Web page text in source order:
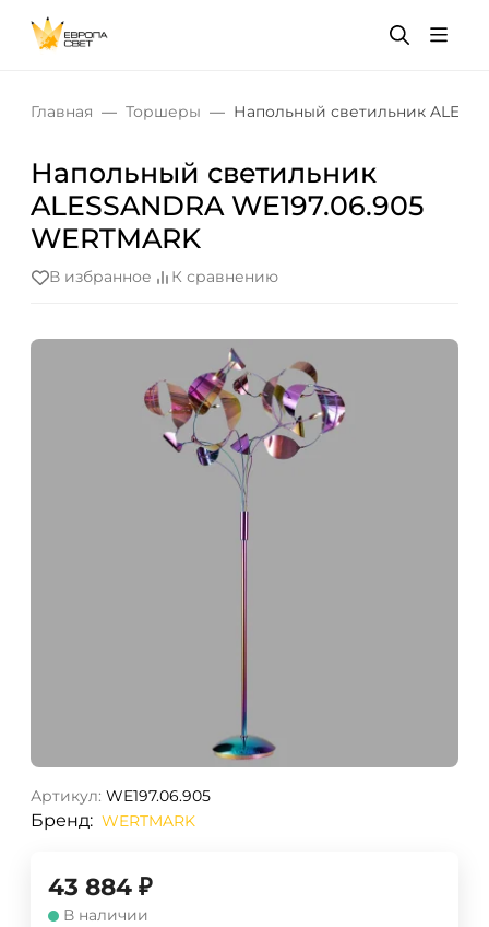
Главная Торшеры Напольный светильник
Напольный светильник
ALESSANDRA WE197.06.905
WERTMARK
В избранное К сравнению
Артикул: WE197.06.905
Бренд: WERTMARK
43 884 ₽
В наличии